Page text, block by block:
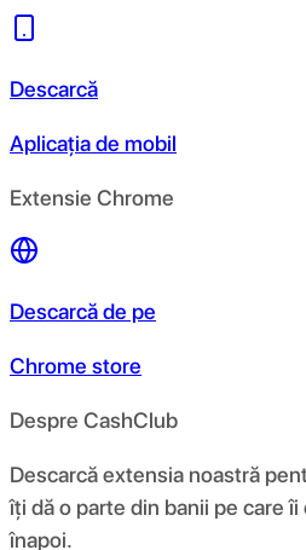
Descarcă
Aplicația de mobil
Extensie Chrome
Descarcă de pe
Chrome store
Despre CashClub
Descarcă extensia noastră
îți dă o parte din banii pe care
înapoi.